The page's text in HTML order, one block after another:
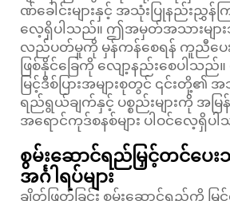
ဏ်ခေါင်းများနှင့် အသုံးပြုနည်းညွှန်ကြ
လေ့ရှိပါသည်။ ဤအမှတ်အသားမျာ
လည်ပတ်မှုကို မှန်ကန်စေရန် ကူညီပေး
ဖြစ်နိုင်ခြေကို လျော့နည်းစေပါသ
မြင့်ဒီစ်ပြားအများစုတွင် ၎င်းတို့၏
ရည်ရွယ်ချက်နှင့် ပစ္စည်းများကို အမ
အရောင်ကုဒ်စနစ်များ ပါဝင်လေ့ရှိပ
စွမ်းဆောင်ရည်မြှင့်တင်ပေ
အင်္ဂါရပ်များ
ချိတ်ဖြတ်ခြင်း စွမ်းဆောင်ရည်ကို မြှင့်